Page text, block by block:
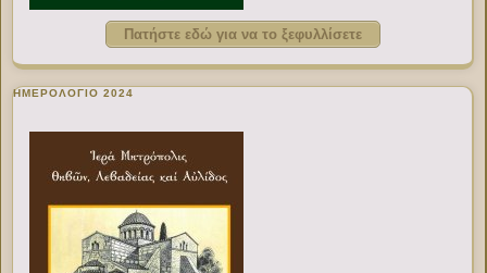
Πατήστε εδώ για να το ξεφυλλίσετε
ΗΜΕΡΟΛΟΓΙΟ 2024